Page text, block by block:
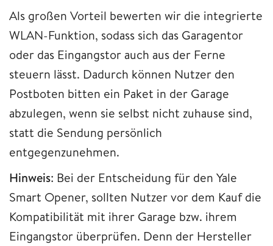
Als großen Vorteil bewerten wir die integrierte
WLAN-Funktion, sodass sich das Garagentor
oder das Eingangstor auch aus der Ferne
steuern lässt. Dadurch können Nutzer den
Postboten bitten ein Paket in der Garage
abzulegen, wenn sie selbst nicht zuhause sind,
statt die Sendung persönlich
entgegenzunehmen.
Hinweis: Bei der Entscheidung für den Yale
Smart Opener, sollten Nutzer vor dem Kauf die
Kompatibilität mit ihrer Garage bzw. ihrem
Eingangstor überprüfen. Denn der Hersteller